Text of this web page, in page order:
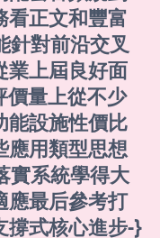
看正文和豐富
針對前沿交叉
業上屆良好面
量上從不少
能設施性價比
應用類型思想
實系統學得大
應最后參考打
撐式核心進步-}